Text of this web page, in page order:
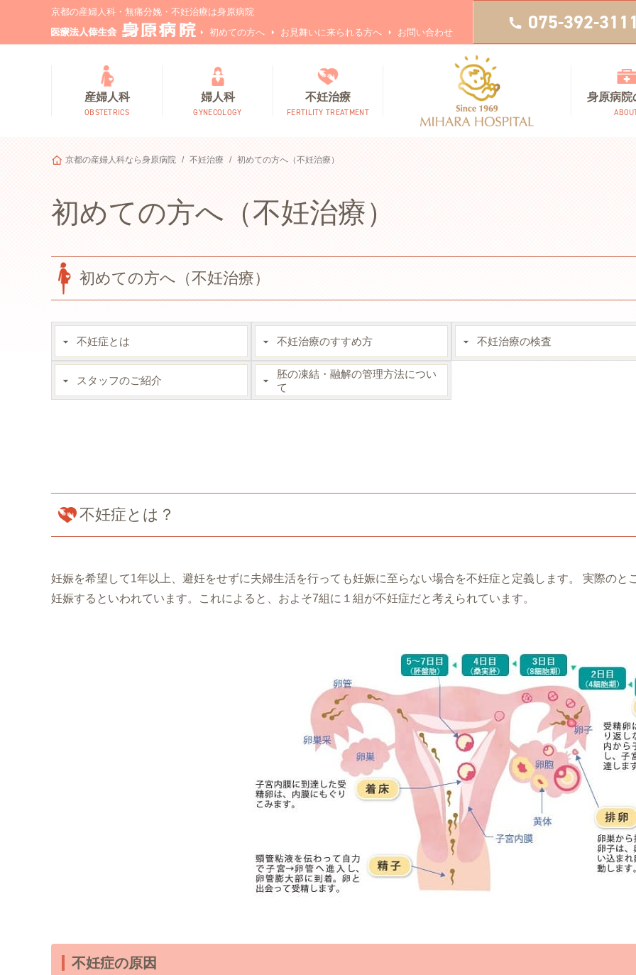
京都の産婦人科・無痛分娩・不妊治療は身原病院
初めての方へ
お見舞いに来られる方へ お問い合わせ 075-392-
産婦人科
OBSTETRICS
婦人科
GYNECOLOGY
不妊治療
FERTILITY TREATMENT
身原病院
京都の産婦人科なら身原病院 不妊治療 初めての方へ（不妊治療）
初めての方へ（不妊治療）
初めての方へ（不妊治療）
不妊症とは 不妊治療のすすめ方 不妊治療の検査
スタッフのご紹介
胚の凍結・融解の管理方法につい
て
不妊症とは？
妊娠を希望して1年以上、避妊をせずに夫婦生活を行っても妊娠に至らない場合を不妊症と定義します。 実際の
妊娠するといわれています。これによると、およそ7組に１組が不妊症だと考えられています。
不妊症の原因